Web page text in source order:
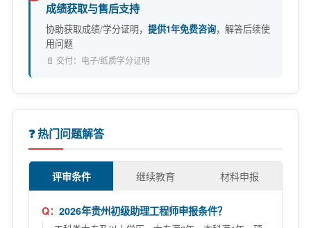
成绩获取与售后支持
协助获取成绩/学分证明， 提供1年免费咨询，解答后续使
用问题
📄 交付：电子/纸质学分证明
❓ 热门问题解答
评审条件 继续教育 材料申报
2026年贵州初级助理工程师申报条件？